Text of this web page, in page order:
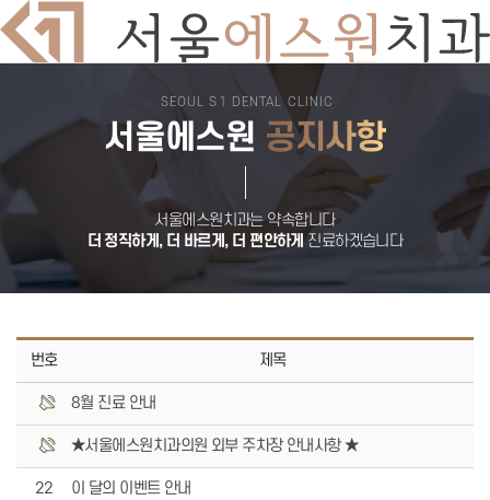
의료진소개
둘러보기
진료시간
서울에스원 특별함
디지털 치과 진료
자연치아 보존원칙
검증된 재료
쾌적한 진료환경
전악 임플란트
임플란트 틀니
돌출입교정
비발치교정
SEOUL S1 DENTAL CLINIC
서울에스원 공지사항
서울에스원치과는 약속합니다
더 정직하게, 더 바르게, 더 편안하게진료하겠습니다
번호 제목
8월 진료 안내
★서울에스원치과의원 외부 주차장 안내사항 ★
22 이 달의 이벤트 안내